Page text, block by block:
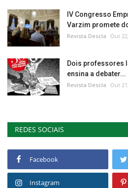
IV Congresso
Varzim promete
Revista Descla Out
Dois professores
ensina a debater...
Revista Descla Out
REDES SOCIAIS
Facebook
Instagram